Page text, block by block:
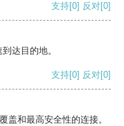
支持[0] 反对[0]
达目的地。
支持[0] 反对[0]
盖和最高安全性的连接。